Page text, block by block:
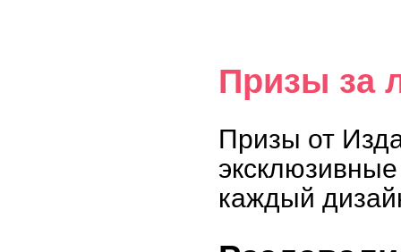
Призы за
Призы от
каждый